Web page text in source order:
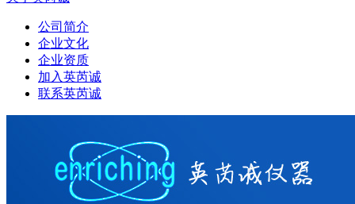
公司简介
企业文化
企业资质
加入英芮诚
联系英芮诚